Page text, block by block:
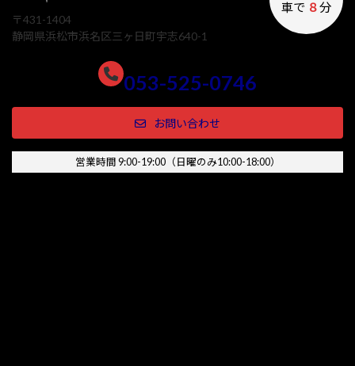
〒431-1404
静岡県浜松市浜名区三ヶ日町宇志640-1
車で ８分
053-525-0746
お問い合わせ
営業時間 9:00-19:00（日曜のみ10:00-18:00）